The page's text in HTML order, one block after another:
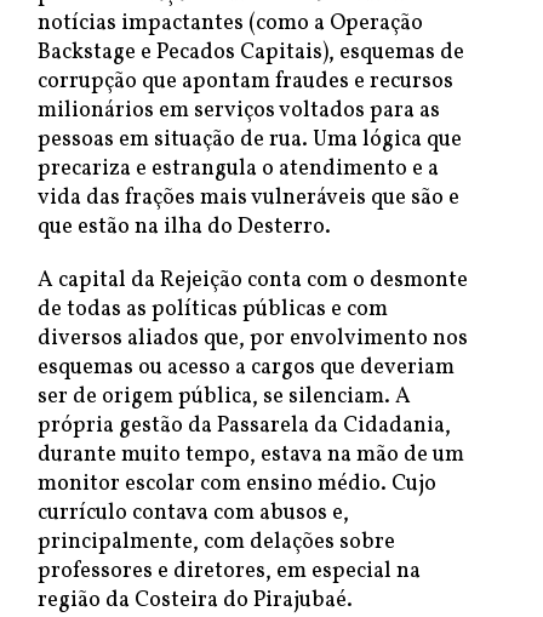
notícias impactantes (como a Operação
Backstage e Pecados Capitais), esquemas de
corrupção que apontam fraudes e recursos
milionários em serviços voltados para as
pessoas em situação de rua. Uma lógica que
precariza e estrangula o atendimento e a
vida das frações mais vulneráveis que são e
que estão na ilha do Desterro.
A capital da Rejeição conta com o desmonte
de todas as políticas públicas e com
diversos aliados que, por envolvimento nos
esquemas ou acesso a cargos que deveriam
ser de origem pública, se silenciam. A
própria gestão da Passarela da Cidadania,
durante muito tempo, estava na mão de um
monitor escolar com ensino médio. Cujo
currículo contava com abusos e,
principalmente, com delações sobre
professores e diretores, em especial na
região da Costeira do Pirajubaé.